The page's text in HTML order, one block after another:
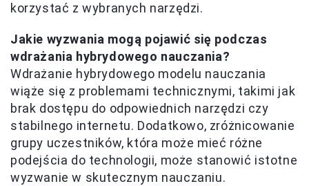
korzystać z wybranych narzędzi.
Jakie wyzwania mogą pojawić się podczas
wdrażania hybrydowego nauczania?
Wdrażanie hybrydowego modelu nauczania
wiąże się z problemami technicznymi, takimi jak
brak dostępu do odpowiednich narzędzi czy
stabilnego internetu. Dodatkowo, zróżnicowanie
grupy uczestników, która może mieć różne
podejścia do technologii, może stanowić istotne
wyzwanie w skutecznym nauczaniu.